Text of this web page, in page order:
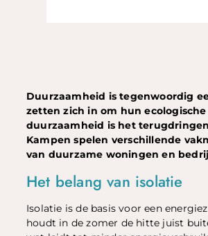
Duurzaamheid is tegenwoordig
zetten zich in om hun
duurzaamheid is het
Kampen spelen verschillende
van duurzame woningen en
Het belang van isolatie
Isolatie is de basis voor een
houdt in de zomer de hitte juist